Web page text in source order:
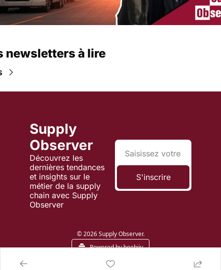
newsletters à lire
Supply
Observer
Découvrez les
dernières tendances
et insights sur le
métier de la supply
chain avec Supply
Observer
S'inscrire
© 2026 Supply Observer.
Powered by beehiiv